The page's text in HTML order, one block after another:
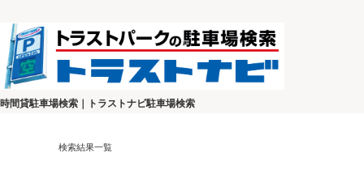
時間貸駐車場検索｜トラストナビ駐車場検索
検索結果一覧